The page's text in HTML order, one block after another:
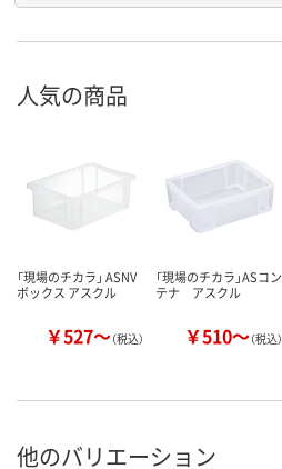
人気の商品
「現場のチカラ」 ASNV
ボックス アスクル
￥527～（税込）
「現場のチカラ」ASコン
テナ アスクル
￥510～（税込）
他のバリエーション